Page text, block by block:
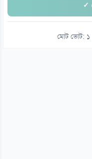
✓
মোট ভোট: ১